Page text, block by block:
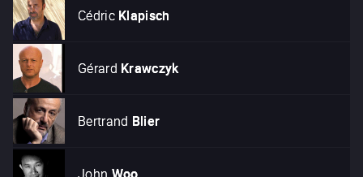
Cédric Klapisch
Gérard Krawczyk
Bertrand Blier